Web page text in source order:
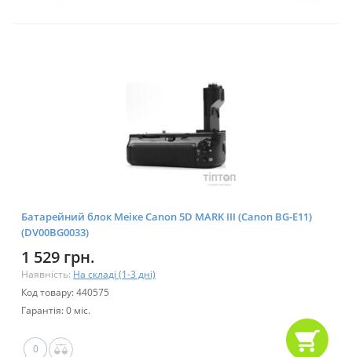
Батарейний блок Меіке Canon 5D MARK III (Canon BG-E11)
(DV00BG0033)
1 529 грн.
Наявність: На складі (1-3 дні)
Код товару: 440575
Гарантія: 0 міс.
0